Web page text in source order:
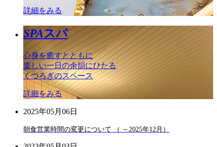
詳細をみる
SPAスパ
心身を癒すとともに
楽しい一日の余韻にひたる
くつろぎのスペース
詳細をみる
2025年05月06日
朝食営業時間の変更について （ ～2025年12月）